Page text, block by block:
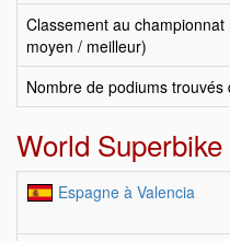
Classement au
moyen / meilleur)
Nombre de podiums trouvés
World Superbike
Espagne à Valencia